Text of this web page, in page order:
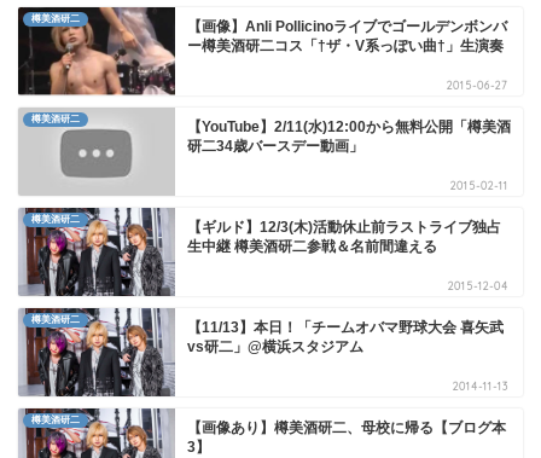
樽美酒研二
【画像】Anli Pollicinoライブでゴールデンボンバ
ー樽美酒研二コス「†ザ・V系っぽい曲†」生演奏
2015-06-27
樽美酒研二
【YouTube】2/11(水)12:00から無料公開「樽美酒
研二34歳バースデー動画」
2015-02-11
樽美酒研二
【ギルド】12/3(木)活動休止前ラストライブ独占
生中継 樽美酒研二参戦＆名前間違える
2015-12-04
樽美酒研二
【11/13】本日！「チームオバマ野球大会 喜矢武
vs研二」@横浜スタジアム
2014-11-13
樽美酒研二
【画像あり】樽美酒研二、母校に帰る【ブログ本
3】